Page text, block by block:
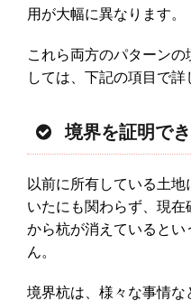
用が大幅に異なります。
これら両方のパターンの
しては、下記の項目で詳
境界を証明で
以前に所有している土
いたにも関わらず、現
から杭が消えていると
ん。
境界杭は、様々な事情な